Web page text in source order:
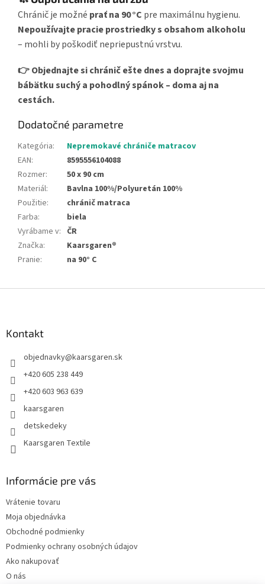
Chránič je možné prať na 90 °C pre maximálnu hygienu.
Nepoužívajte pracie prostriedky s obsahom alkoholu
– mohli by poškodiť nepriepustnú vrstvu.
👉 Objednajte si chránič ešte dnes a doprajte svojmu
bábätku suchý a pohodlný spánok – doma aj na
cestách.
Dodatočné parametre
Kategória:
Nepremokavé chrániče matracov
EAN:
8595556104088
Rozmer:
50 x 90 cm
Materiál:
Bavlna 100%/Polyuretán 100%
Použitie:
chránič matraca
Farba:
biela
Vyrábame v: ČR
Značka:
Kaarsgaren®
Pranie: na 90° C
Kontakt
objednavky@kaarsgaren.sk
+420 605 238 449
+420 603 963 639
kaarsgaren
detskedeky
Kaarsgaren Textile
Informácie pre vás
Vrátenie tovaru
Moja objednávka
Obchodné podmienky
Podmienky ochrany osobných údajov
Ako nakupovať
O nás